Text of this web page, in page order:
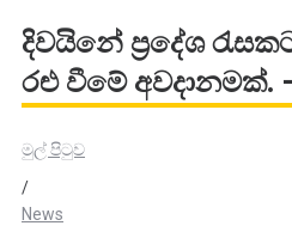
දිවයිනේ ප්‍රදේශ
රළු වීමේ අවදානමක්.
මුල් පිටුව
/
News